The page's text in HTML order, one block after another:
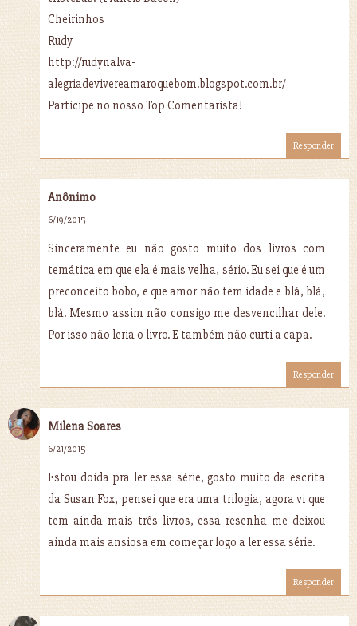
Cheirinhos
Rudy
http://rudynalva-
alegriadevivereamaroquebom.blogspot.com.br/
Participe no nosso Top Comentarista!
Responder
Anônimo
6/19/2015
Sinceramente eu não gosto muito dos livros com
temática em que ela é mais velha, sério. Eu sei que é um
preconceito bobo, e que amor não tem idade e blá, blá,
blá. Mesmo assim não consigo me desvencilhar dele.
Por isso não leria o livro. E também não curti a capa.
Responder
Milena Soares
6/21/2015
Estou doida pra ler essa série, gosto muito da escrita
da Susan Fox, pensei que era uma trilogia, agora vi que
tem ainda mais três livros, essa resenha me deixou
ainda mais ansiosa em começar logo a ler essa série.
Responder